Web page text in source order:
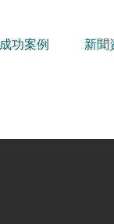
成功案例 新聞